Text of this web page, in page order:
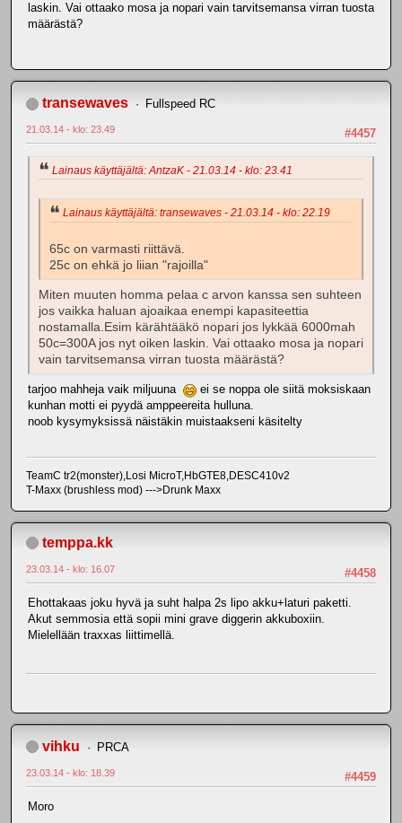
laskin. Vai ottaako mosa ja nopari vain tarvitsemansa virran tuosta
määrästä?
transewaves Fullspeed RC
#4457
21.03.14 - klo: 23.49
Lainaus käyttäjältä: AntzaK - 21.03.14 - klo: 23.41
Lainaus käyttäjältä: transewaves - 21.03.14 - klo: 22.19
65c on varmasti riittävä.
25c on ehkä jo liian "rajoilla"
Miten muuten homma pelaa c arvon kanssa sen suhteen
jos vaikka haluan ajoaikaa enempi kapasiteettia
nostamalla.Esim kärähtääkö nopari jos lykkää 6000mah
50c=300A jos nyt oiken laskin. Vai ottaako mosa ja nopari
vain tarvitsemansa virran tuosta määrästä?
tarjoo mahheja vaik miljuuna
ei se noppa ole siitä moksiskaan
kunhan motti ei pyydä amppeereita hulluna.
noob kysymyksissä näistäkin muistaakseni käsitelty
TeamC tr2(monster),Losi MicroT,HbGTE8,DESC410v2
T-Maxx (brushless mod) --->Drunk Maxx
temppa.kk
#4458
23.03.14 - klo: 16.07
Ehottakaas joku hyvä ja suht halpa 2s lipo akku+laturi paketti.
Akut semmosia että sopii mini grave diggerin akkuboxiin.
Mielellään traxxas liittimellä.
vihku PRCA
#4459
23.03.14 - klo: 18.39
Moro